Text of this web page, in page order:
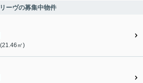
ーヴの募集中物件
㎡)